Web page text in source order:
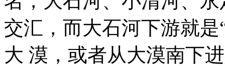
交汇，而大石河下游就
大 漠，或者从大漠南下